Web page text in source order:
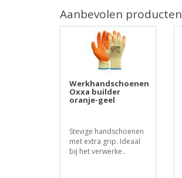
Aanbevolen producten
Werkhandschoenen
Oxxa builder
oranje-geel
Stevige handschoenen
met extra grip. Ideaal
bij het verwerke..